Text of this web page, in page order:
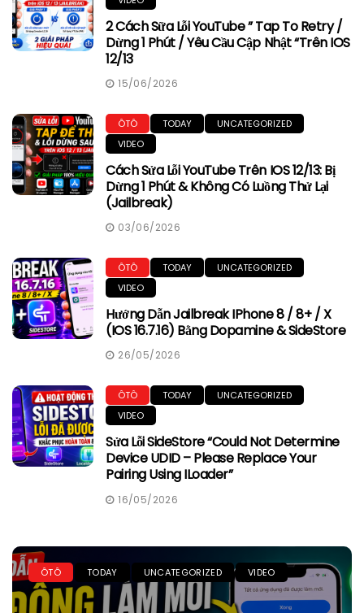
2 Cách Sữa Lỗi YouTube ” Tap To Retry /
Dừng 1 Phút / Yêu Cầu Cập Nhật “trên IOS
12/13
15/06/2026
ÔTÔ TODAY
UNCATEGORIZED
VIDEO
Cách Sửa Lỗi YouTube Trên IOS 12/13: Bị
Dừng 1 Phút & Không Có Luồng Thử Lại
(Jailbreak)
03/06/2026
ÔTÔ TODAY
UNCATEGORIZED
VIDEO
Hướng Dẫn Jailbreak IPhone 8 / 8+ / X
(iOS 16.7.16) Bằng Dopamine & SideStore
26/05/2026
ÔTÔ TODAY
UNCATEGORIZED
VIDEO
Sửa Lỗi SideStore “Could Not Determine
Device UDID – Please Replace Your
Pairing Using ILoader”
16/05/2026
ÔTÔ TODAY UNCATEGORIZED VIDEO